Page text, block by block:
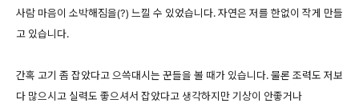
사람 마음이 소박해짐을(?) 느낄 수 있었습니다. 자연은 저를 한없이 작게 만들
고 있습니다.
간혹 고기 좀 잡았다고 으쓱대시는 꾼들을 볼 때가 있습니다. 물론 조력도 저보
다 많으시고 실력도 좋으셔서 잡았다고 생각하지만 기상이 안좋거나